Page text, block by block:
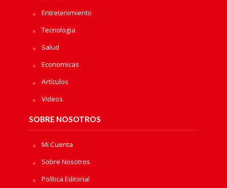
Entretenimiento
Tecnologia
Salud
Economicas
Artículos
Videos
SOBRE NOSOTROS
Mi Cuenta
Sobre Nosotros
Política Editorial